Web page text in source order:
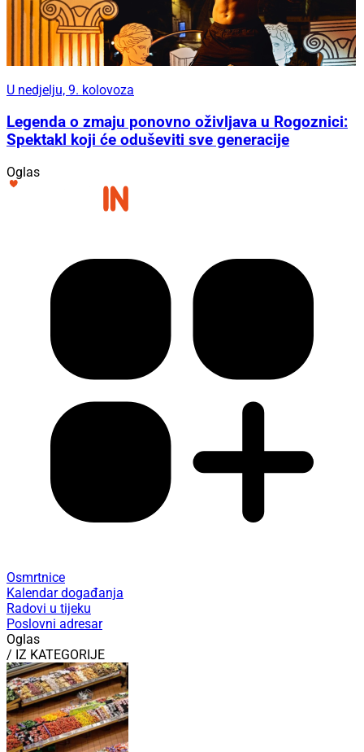
U nedjelju, 9. kolovoza
Legenda o zmaju ponovno oživljava u Rogoznici:
Spektakl koji će oduševiti sve generacije
Oglas
Osmrtnice
Kalendar događanja
Radovi u tijeku
Poslovni adresar
Oglas
/ IZ KATEGORIJE